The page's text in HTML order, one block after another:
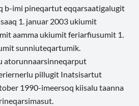
b-imi pineqartut eqqarsaatigalugit
1. januar 2003 ukiumit
aamma ukiumit feriarfiusumit 1.
sunniuteqartumik.
atorunnaarsinneqarput
pillugit Inatsisartut
1990-imeersoq kiisalu taanna